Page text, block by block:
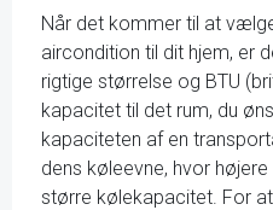
Når det kommer til at
aircondition til dit hjem, er
rigtige størrelse og BTU
kapacitet til det rum, du
kapaciteten af en
dens køleevne, hvor
større kølekapacitet. For